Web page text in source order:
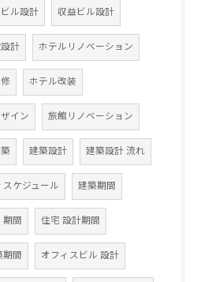
ル設計 収益ビル設計
計 ホテルリノベーション
ホテル改装
イン 旅館リノベーション
建築設計 建築設計 流れ
ケジュール 建築期間
期間 住宅 設計期間
期間 オフィスビル 設計